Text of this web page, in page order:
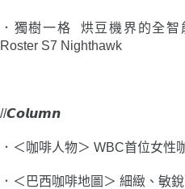
．獨樹一格 烘豆機界的全
Roster S7 Nighthawk
//𝘾𝙤𝙡𝙪𝙢𝙣
．＜咖啡人物＞ WBC首位女
．＜巴西咖啡地圖＞ 細緻、敏